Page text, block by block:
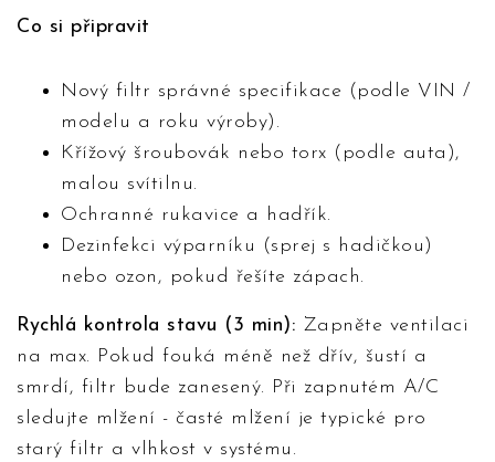
Co si připravit
Nový filtr správné specifikace (podle VIN /
modelu a roku výroby).
Křížový šroubovák nebo torx (podle auta),
malou svítilnu.
Ochranné rukavice a hadřík.
Dezinfekci výparníku (sprej s hadičkou)
nebo ozon, pokud řešíte zápach.
Rychlá kontrola stavu (3 min): Zapněte ventilaci
na max. Pokud fouká méně než dřív, šustí a
smrdí, filtr bude zanesený. Při zapnutém A/C
sledujte mlžení - časté mlžení je typické pro
starý filtr a vlhkost v systému.